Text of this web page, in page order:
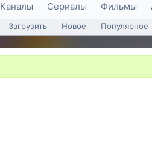
Каналы Сериалы Фильмы
Загрузить Новое Популярное